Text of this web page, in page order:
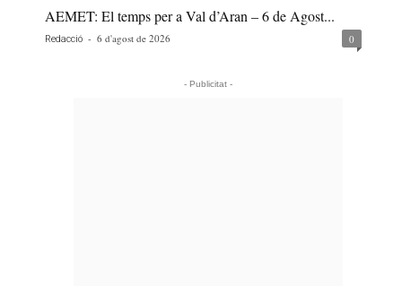
AEMET: El temps per a Val d’Aran – 6 de Agost...
Redacció - 6 d'agost de 2026 0
- Publicitat -